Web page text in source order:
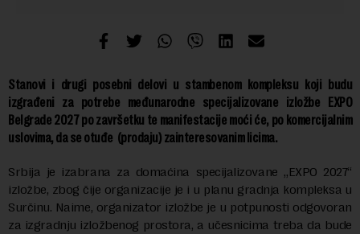
Stanovi i drugi posebni delovi u stambenom kompleksu koji budu
izgrađeni za potrebe međunarodne specijalizovane izložbe EXPO
Belgrade 2027 po završetku te manifestacije moći će, po komercijalnim
uslovima, da se otuđe (prodaju) zainteresovanim licima.
Srbija je izabrana za domaćina specijalizovane „EXPO 2027“
izložbe, zbog čije organizacije je i u planu gradnja kompleksa u
Surčinu. Naime, organizator izložbe je u potpunosti odgovoran
za izgradnju izložbenog prostora, a učesnicima treba da bude